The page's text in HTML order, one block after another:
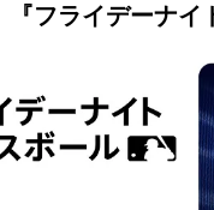
『フライデーナ